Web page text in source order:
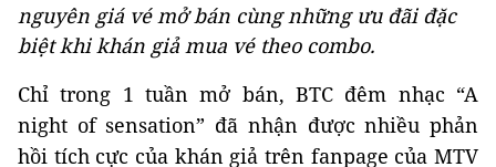
nguyên giá vé mở bán cùng những ưu đãi đặc
biệt khi khán giả mua vé theo combo.
Chỉ trong 1 tuần mở bán, BTC đêm nhạc “A
night of sensation” đã nhận được nhiều phản
hồi tích cực của khán giả trên fanpage của MTV